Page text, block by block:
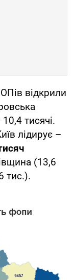
відкрили
тисячі.
лідирує –
(13,6
тис.).